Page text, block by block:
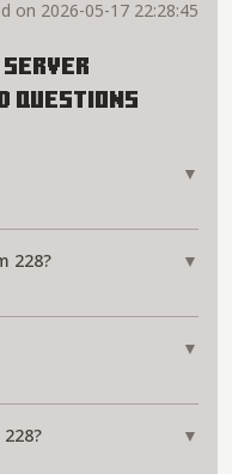
on 2026-05-17 22:28:45
Server
Questions
▼
228? ▼
▼
▼